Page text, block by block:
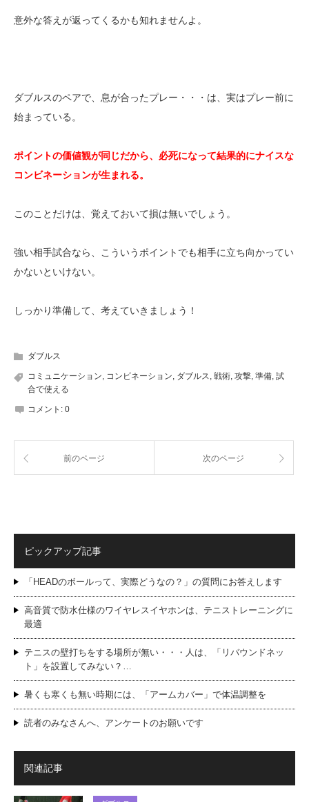
意外な答えが返ってくるかも知れませんよ。
ダブルスのペアで、息が合ったプレー・・・は、実はプレー前に
始まっている。
ポイントの価値観が同じだから、必死になって結果的にナイスな
コンビネーションが生まれる。
このことだけは、覚えておいて損は無いでしょう。
強い相手試合なら、こういうポイントでも相手に立ち向かってい
かないといけない。
しっかり準備して、考えていきましょう！
ダブルス
コミュニケーション, コンビネーション, ダブルス, 戦術, 攻撃, 準備, 試
合で使える
コメント: 0
前のページ 次のページ
ピックアップ記事
「HEADのボールって、実際どうなの？」の質問にお答えします
高音質で防水仕様のワイヤレスイヤホンは、テニストレーニングに
最適
テニスの壁打ちをする場所が無い・・・人は、「リバウンドネッ
ト」を設置してみない？…
暑くも寒くも無い時期には、「アームカバー」で体温調整を
読者のみなさんへ、アンケートのお願いです
関連記事